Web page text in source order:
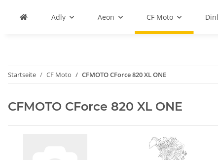
Adly Aeon CF Moto
Startseite CF Moto CFMOTO CForce 820 XL ONE
CFMOTO CForce 820 XL ONE